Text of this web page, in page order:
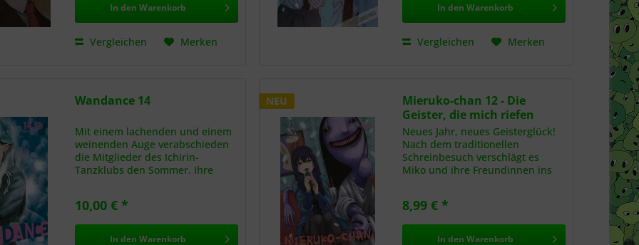
In den Warenkorb
Vergleichen Merken
In den Warenkorb
Vergleichen Merken
Wandance 14
Mit einem lachenden und einem
weinenden Auge verabschieden
die Mitglieder des Ichirin-
Tanzklubs den Sommer. Ihre
Zuspruch beschert – doch
zugleich sind die Schülerinnen
des dritten...
10,00 € *
In den Warenkorb
NEU
Mieruko-chan 12 - Die
Geister, die mich riefen
Neues Jahr, neues Geisterglück!
Nach dem traditionellen
Schreinbesuch verschlägt es
Miko und ihre Freundinnen ins
Büroangestellten Seto, der
Geister zwar nicht sehen, dafür
8,99 € *
In den Warenkorb